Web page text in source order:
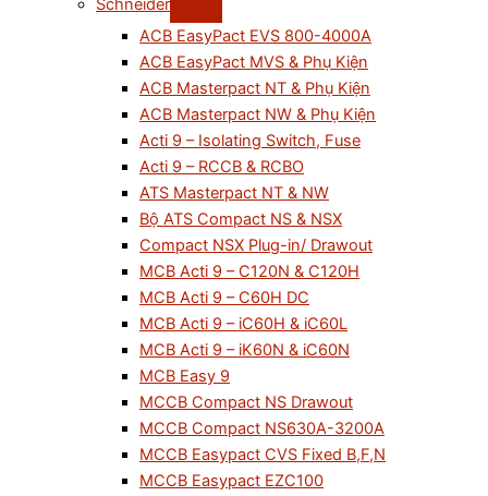
Schneider
ACB EasyPact EVS 800-4000A
ACB EasyPact MVS & Phụ Kiện
ACB Masterpact NT & Phụ Kiện
ACB Masterpact NW & Phụ Kiện
Acti 9 – Isolating Switch, Fuse
Acti 9 – RCCB & RCBO
ATS Masterpact NT & NW
Bộ ATS Compact NS & NSX
Compact NSX Plug-in/ Drawout
MCB Acti 9 – C120N & C120H
MCB Acti 9 – C60H DC
MCB Acti 9 – iC60H & iC60L
MCB Acti 9 – iK60N & iC60N
MCB Easy 9
MCCB Compact NS Drawout
MCCB Compact NS630A-3200A
MCCB Easypact CVS Fixed B,F,N
MCCB Easypact EZC100